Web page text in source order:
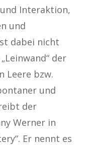
Interaktion,
und
dabei nicht
der
Leere bzw.
und
der
Werner in
Er nennt es